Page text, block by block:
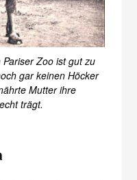
Zoo ist gut zu
gar keinen Höcker
Mutter ihre
trägt.